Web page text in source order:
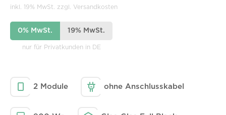
inkl. 19% MwSt. zzgl. Versandkosten
0% MwSt. 19% MwSt.
nur für Privatkunden in DE
2 Module ohne Anschlusskabel